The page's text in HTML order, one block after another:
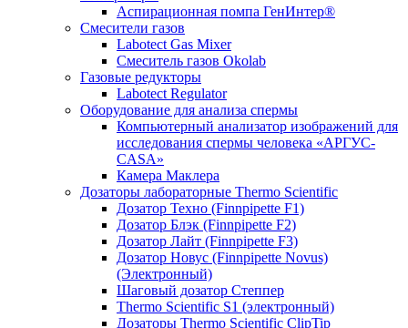
Аспирационная помпа ГенИнтер®
Смесители газов
Labotect Gas Mixer
Смеситель газов Okolab
Газовые редукторы
Labotect Regulator
Оборудование для анализа спермы
Компьютерный анализатор изображений для
исследования спермы человека «АРГУС-
CASA»
Камера Маклера
Дозаторы лабораторные Thermo Scientific
Дозатор Техно (Finnpipette F1)
Дозатор Блэк (Finnpipette F2)
Дозатор Лайт (Finnpipette F3)
Дозатор Новус (Finnpipette Novus)
(Электронный)
Шаговый дозатор Степпер
Thermo Scientific S1 (электронный)
Дозаторы Thermo Scientific ClipTip